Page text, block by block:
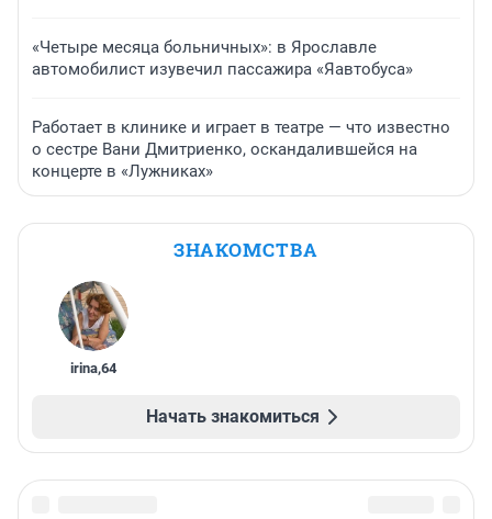
«Четыре месяца больничных»: в Ярославле
автомобилист изувечил пассажира «Яавтобуса»
Работает в клинике и играет в театре — что известно
о сестре Вани Дмитриенко, оскандалившейся на
концерте в «Лужниках»
ЗНАКОМСТВА
irina,64
Начать знакомиться